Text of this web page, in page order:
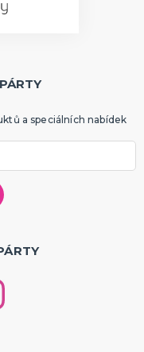
a speciálních nabídek